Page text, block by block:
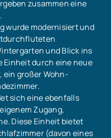
zusammen eine
wurde modernisiert und
und Blick ins
Einheit durch eine neue
ein großer Wohn-
sich eine ebenfalls
Zugang,
Diese Einheit bietet
(davon eines